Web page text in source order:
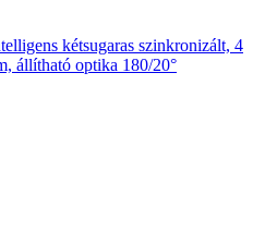
kétsugaras szinkronizált, 4
állítható optika 180/20°